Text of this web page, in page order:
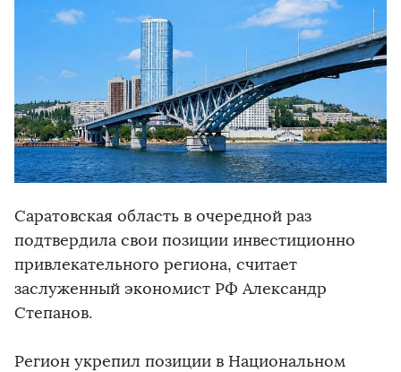
Саратовская область в очередной раз
подтвердила свои позиции инвестиционно
привлекательного региона, считает
заслуженный экономист РФ Александр
Степанов.
Регион укрепил позиции в Национальном